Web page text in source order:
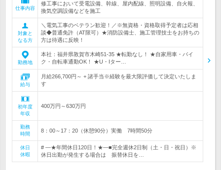
仕事内容
修工事において受電設備、幹線、屋内配線、照明設備、自火報、
換気空調設備などを施工
対象と
なる方
＼電気工事のベテラン歓迎！／※無資格・資格取得予定者は応相
談◆普通免許（AT限可）★消防設備士、施工管理技士をお持ちの
方は待遇に反映！
勤務地
本社：福井県敦賀市木崎51-35 ★転勤なし！ ★自家用車・バイ
ク・自転車通勤OK！ ★U・Iター…
給与
月給266,700円～ + 諸手当※経験を最大限評価して決定いたしま
す
初年度
年収
400万円～630万円
勤務
時間
8：00～17：20（休憩90分）実働 7時間50分
休日
休暇
# ―★年間休日120日！★―■完全週休2日制（土・日・祝日）※
休日出勤が発生する場合は 振替休日を…